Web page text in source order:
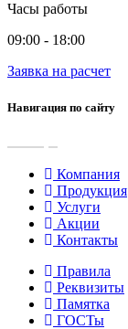
Часы работы
09:00 - 18:00
Заявка на расчет
Навигация по сайту
Компания
Продукция
Услуги
Акции
Контакты
Правила
Реквизиты
Памятка
ГОСТы